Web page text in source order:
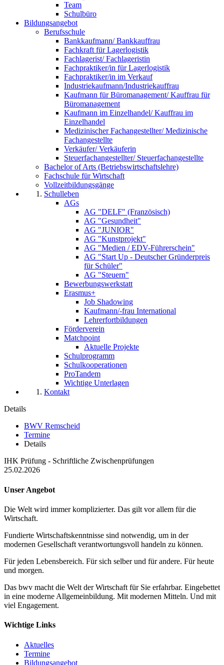
Team
Schulbüro
Bildungsangebot
Berufsschule
Bankkaufmann/ Bankkauffrau
Fachkraft für Lagerlogistik
Fachlagerist/ Fachlageristin
Fachpraktiker/in für Lagerlogistik
Fachpraktiker/in im Verkauf
Industriekaufmann/Industriekauffrau
Kaufmann für Büromanagement/ Kauffrau für
Büromanagement
Kaufmann im Einzelhandel/ Kauffrau im
Einzelhandel
Medizinischer Fachangestellter/ Medizinische
Fachangestellte
Verkäufer/ Verkäuferin
Steuerfachangestellter/ Steuerfachangestellte
Bachelor of Arts (Betriebswirtschaftslehre)
Fachschule für Wirtschaft
Vollzeitbildungsgänge
Schulleben
AGs
AG "DELF" (Französisch)
AG "Gesundheit"
AG "JUNIOR"
AG "Kunstprojekt"
AG "Medien / EDV-Führerschein"
AG "Start Up - Deutscher Gründerpreis
für Schüler"
AG "Steuern"
Bewerbungswerkstatt
Erasmus+
Job Shadowing
Kaufmann/-frau International
Lehrerfortbildungen
Förderverein
Matchpoint
Aktuelle Projekte
Schulprogramm
Schulkooperationen
ProTandem
Wichtige Unterlagen
Kontakt
Details
BWV Remscheid
Termine
Details
IHK Prüfung - Schriftliche Zwischenprüfungen
25.02.2026
Unser Angebot
Die Welt wird immer komplizierter. Das gilt vor allem für die
Wirtschaft.
Fundierte Wirtschaftskenntnisse sind notwendig, um in der
modernen Gesellschaft verantwortungsvoll handeln zu können.
Für jeden Lebensbereich. Für sich selber und für andere. Für heute
und morgen.
Das bwv macht die Welt der Wirtschaft für Sie erfahrbar. Eingebettet
in eine moderne Allgemeinbildung. Mit modernen Mitteln. Und mit
viel Engagement.
Wichtige Links
Aktuelles
Termine
Bildungsangebot